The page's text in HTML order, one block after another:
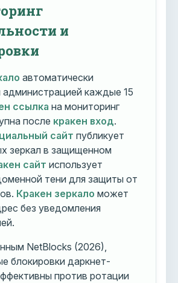
и
автоматически
администрацией каждые 15
ссылка на мониторинг
после кракен вход.
сайт публикует
зеркал в защищенном
сайт использует
тени для защиты от
Кракен зеркало может
без уведомления
NetBlocks (2026),
блокировки даркнет-
против ротации